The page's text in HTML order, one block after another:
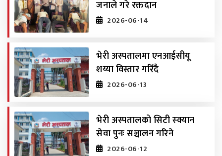
जनाले गरे रक्तदान
2026-06-14
भेरी अस्पतालमा एनआईसीयू
शय्या विस्तार गरिँदै
2026-06-13
भेरी अस्पतालको सिटी स्क्यान
सेवा पुनः सञ्चालन गरिने
2026-06-12